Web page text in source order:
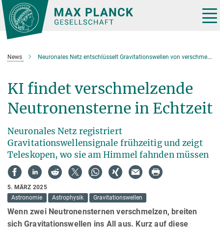
Hauptinhalt
News Neuronales Netz entschlüsselt Gravitationswellen von verschmelzenden Neutronensternen sekundenschnell
KI findet verschmelzende
Neutronensterne in Echtzeit
Neuronales Netz registriert
Gravitationswellensignale frühzeitig und zeigt
Teleskopen, wo sie am Himmel fahnden müssen
5. MÄRZ 2025
Astronomie
Astrophysik Gravitationswellen
Wenn zwei Neutronensternen verschmelzen, breiten
sich Gravitationswellen ins All aus. Kurz auf diese